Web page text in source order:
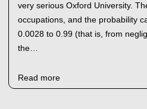
very serious Oxford University.
occupations, and the probability
0.0028 to 0.99 (that is, from
the…
Read more